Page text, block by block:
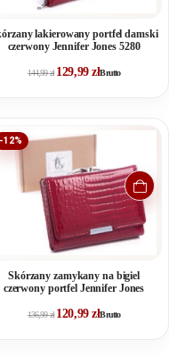
lakierowany portfel damski
czerwony Jennifer Jones 5280
144,99zł 129,99złBrutto
-12%
Skórzany zamykany na bigiel
czerwony portfel Jennifer Jones
136,99zł 120,99złBrutto